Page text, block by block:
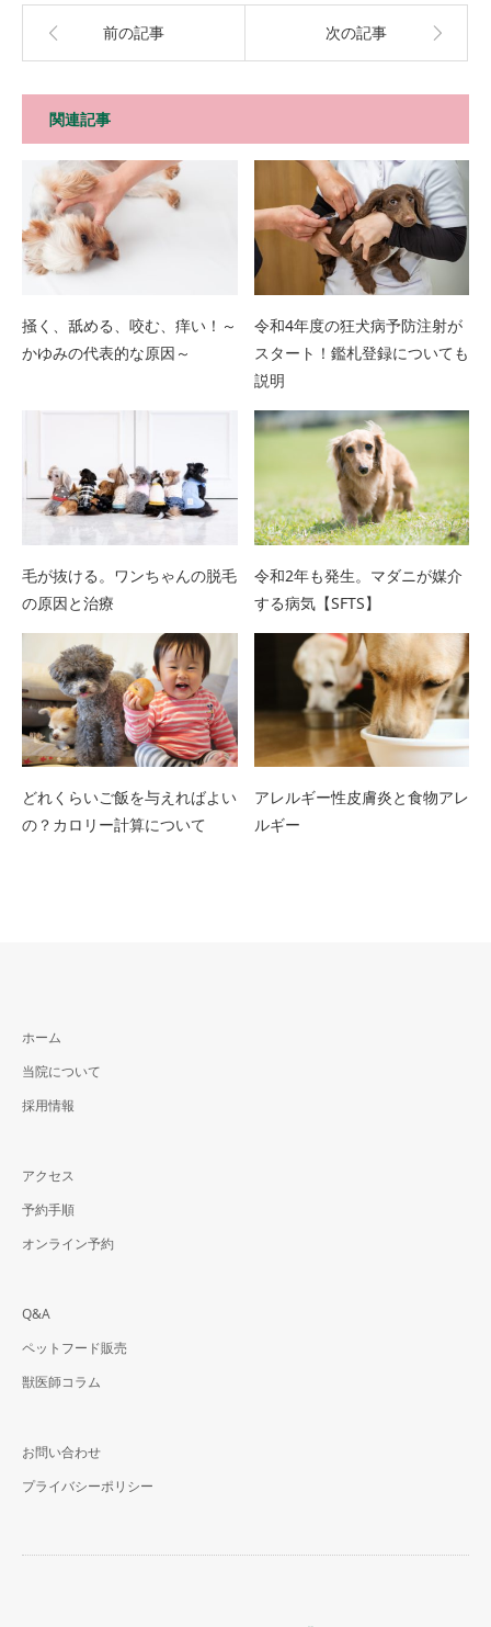
前の記事 次の記事
関連記事
掻く、舐める、咬む、痒い！～
かゆみの代表的な原因～
令和4年度の狂犬病予防注射が
スタート！鑑札登録についても
説明
毛が抜ける。ワンちゃんの脱毛
の原因と治療
令和2年も発生。マダニが媒介
する病気【SFTS】
どれくらいご飯を与えればよい
の？カロリー計算について
アレルギー性皮膚炎と食物アレ
ルギー
ホーム
当院について
採用情報
アクセス
予約手順
オンライン予約
Q&A
ペットフード販売
獣医師コラム
お問い合わせ
プライバシーポリシー